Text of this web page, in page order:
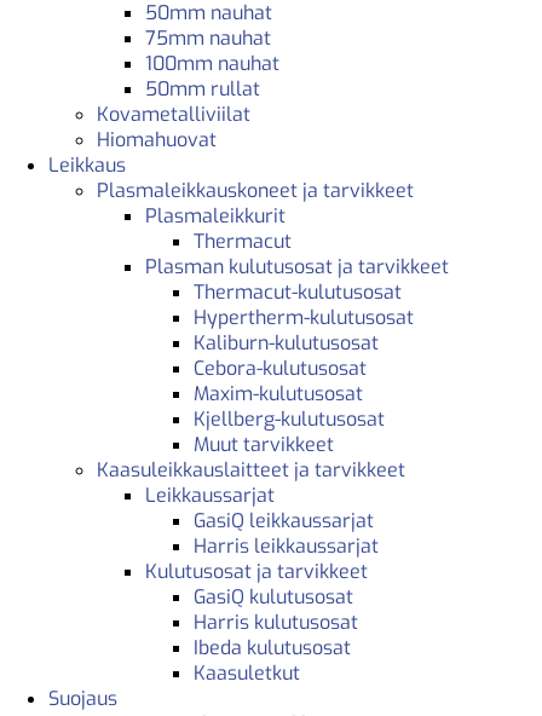
50mm nauhat
75mm nauhat
100mm nauhat
50mm rullat
Kovametalliviilat
Hiomahuovat
Leikkaus
Plasmaleikkauskoneet ja tarvikkeet
Plasmaleikkurit
Thermacut
Plasman kulutusosat ja tarvikkeet
Thermacut-kulutusosat
Hypertherm-kulutusosat
Kaliburn-kulutusosat
Cebora-kulutusosat
Maxim-kulutusosat
Kjellberg-kulutusosat
Muut tarvikkeet
Kaasuleikkauslaitteet ja tarvikkeet
Leikkaussarjat
GasiQ leikkaussarjat
Harris leikkaussarjat
Kulutusosat ja tarvikkeet
GasiQ kulutusosat
Harris kulutusosat
Ibeda kulutusosat
Kaasuletkut
Suojaus